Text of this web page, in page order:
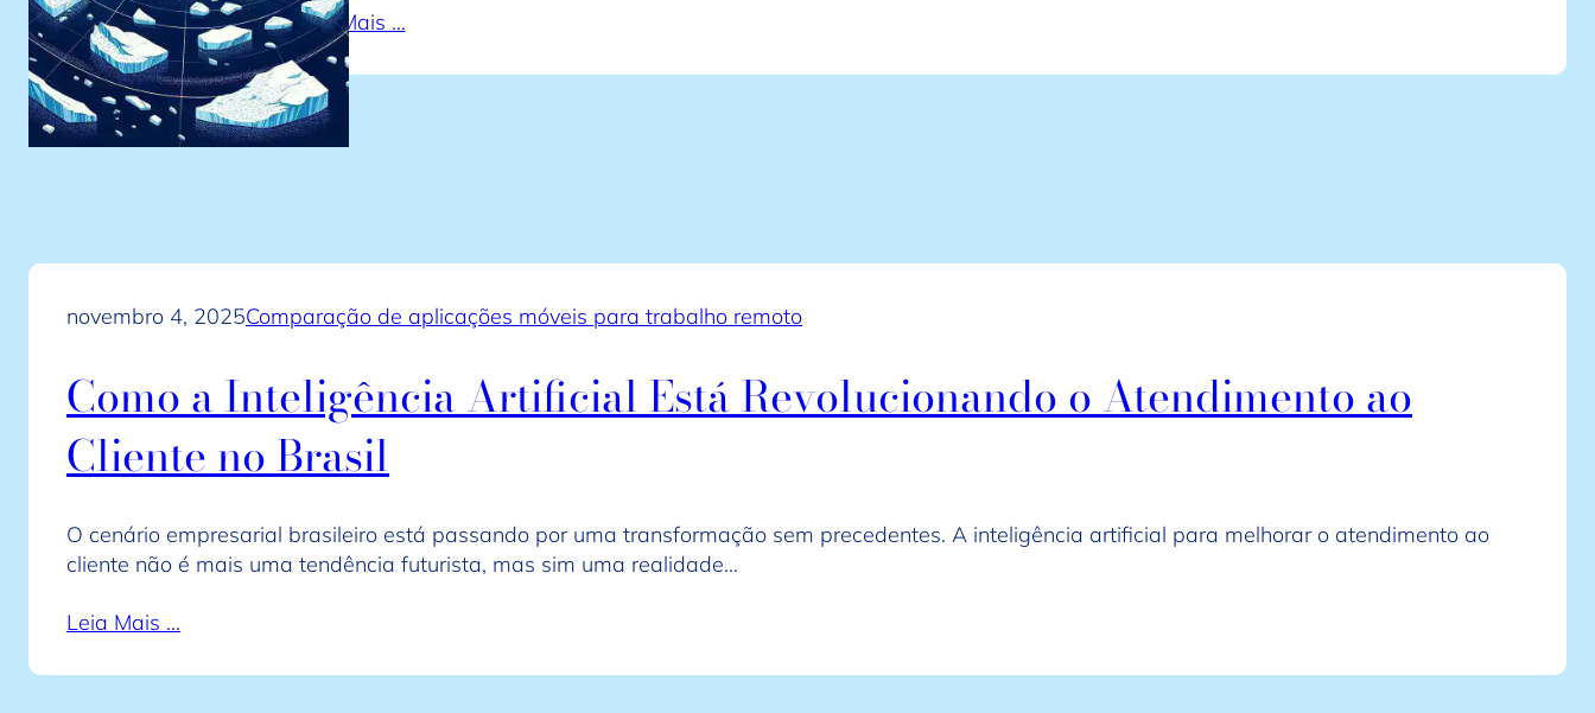
Leia Mais …
novembro 4, 2025Comparação de aplicações móveis para trabalho remoto
Como a Inteligência Artificial Está Revolucionando o Atendimento ao
Cliente no Brasil
O cenário empresarial brasileiro está passando por uma transformação sem precedentes. A inteligência artificial para melhorar o atendimento ao
cliente não é mais uma tendência futurista, mas sim uma realidade…
Leia Mais …